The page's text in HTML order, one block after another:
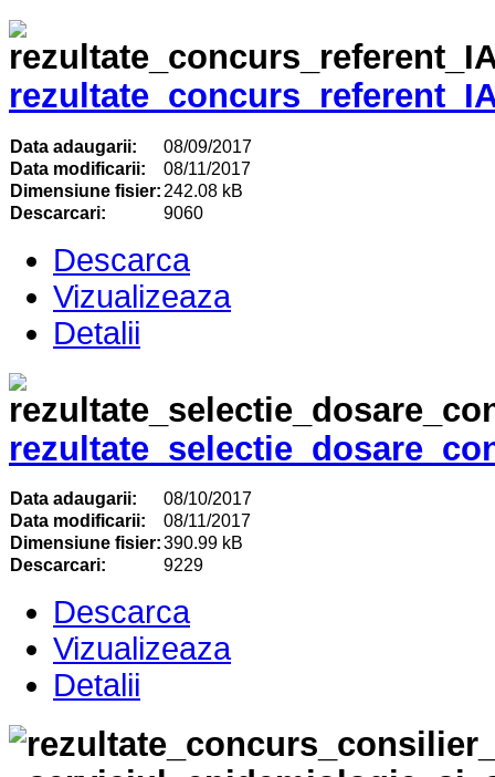
Data adaugarii:
08/09/2017
Data modificarii:
08/11/2017
Dimensiune fisier: 242.08 kB
Descarcari:
9060
Descarca
Vizualizeaza
Detalii
Data adaugarii:
08/10/2017
Data modificarii:
08/11/2017
Dimensiune fisier:390.99 kB
Descarcari:
9229
Descarca
Vizualizeaza
Detalii